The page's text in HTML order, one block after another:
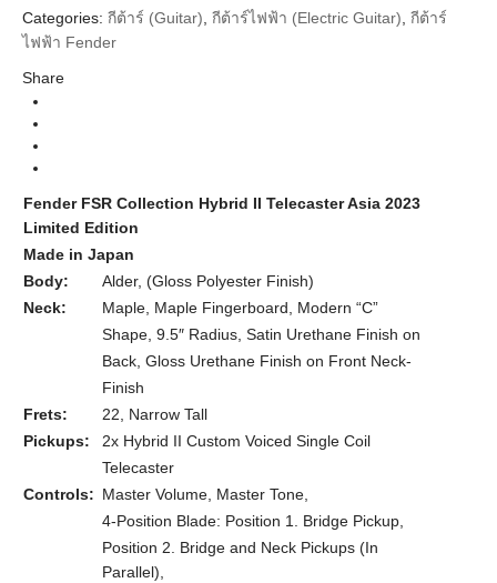
Brands Fender
Categories: กีต้าร์ (Guitar) กีต้าร์ไฟฟ้า (Electric Guitar) กีต้าร์
ไฟฟ้า Fender
Share
Fender FSR Collection Hybrid II Telecaster Asia 2023
Limited Edition
Made in Japan
Body:
Alder, (Gloss Polyester Finish)
Neck:
Maple, Maple Fingerboard, Modern “C”
Shape, 9.5″ Radius, Satin Urethane Finish on
Back, Gloss Urethane Finish on Front Neck-
Finish
Frets:
22, Narrow Tall
Pickups:
2x Hybrid II Custom Voiced Single Coil
Telecaster
Controls: Master Volume, Master Tone,
4-Position Blade: Position 1. Bridge Pickup,
Position 2. Bridge and Neck Pickups (In
Parallel),